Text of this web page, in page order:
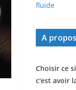
fluide
A
Choisir ce
c'est avoir